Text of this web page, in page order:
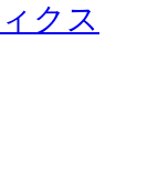
クス